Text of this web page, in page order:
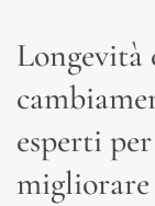
Longevità
esperti
migliorare